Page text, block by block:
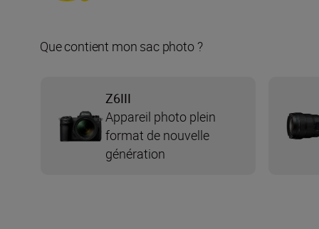
Que contient mon sac photo ?
Z6III
Appareil photo plein
format de nouvelle
génération